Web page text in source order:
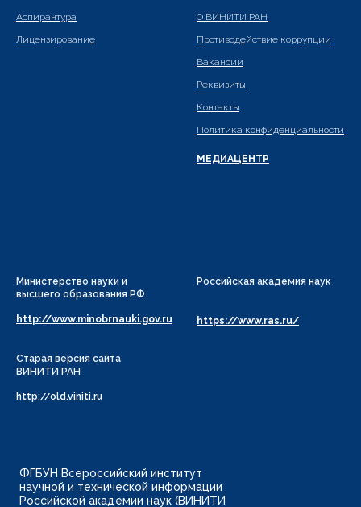
Аспирантура
Лицензирование
О ВИНИТИ РАН
Противодействие коррупции
Вакансии
Реквизиты
Контакты
Политика конфиденциальности
МЕДИАЦЕНТР
Министерство науки и
высшего образования РФ
http://www.minobrnauki.gov.ru
Российская академия наук
https://www.ras.ru/
Старая версия сайта
ВИНИТИ РАН
http://old.viniti.ru
ФГБУН Всероссийский институт
научной и технической информации
Российской академии наук (ВИНИТИ